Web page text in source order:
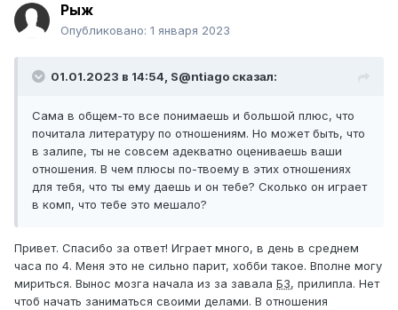
Рыж
Опубликовано: 1 января 2023
01.01.2023 в 14:54, S@ntiago сказал:
Сама в общем-то все понимаешь и большой плюс, что
почитала литературу по отношениям. Но может быть, что
в залипе, ты не совсем адекватно оцениваешь ваши
отношения. В чем плюсы по-твоему в этих отношениях
для тебя, что ты ему даешь и он тебе? Сколько он играет
в комп, что тебе это мешало?
Привет. Спасибо за ответ! Играет много, в день в среднем
часа по 4. Меня это не сильно парит, хобби такое. Вполне могу
мириться. Вынос мозга начала из за завала БЗ, прилипла. Нет
чтоб начать заниматься своими делами. В отношения